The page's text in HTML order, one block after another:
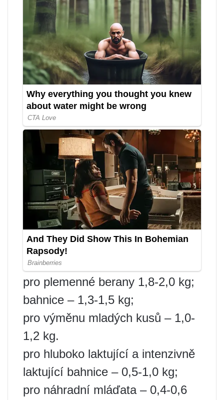
pro plemenné berany 1,8-2,0 kg;
bahnice – 1,3-1,5 kg;
pro výměnu mladých kusů – 1,0-
1,2 kg.
pro hluboko laktující a intenzivně
laktující bahnice – 0,5-1,0 kg;
pro náhradní mláďata – 0,4-0,6